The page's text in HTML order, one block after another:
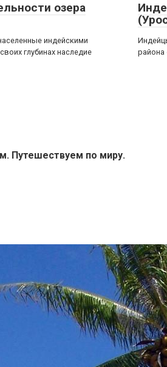
озера
индейскими
глубинах наследие
района
Путешествуем по миру.